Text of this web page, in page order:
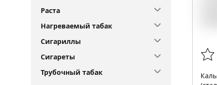
Раста
Нагреваемый табак
Сигариллы
Сигареты
Трубочный табак